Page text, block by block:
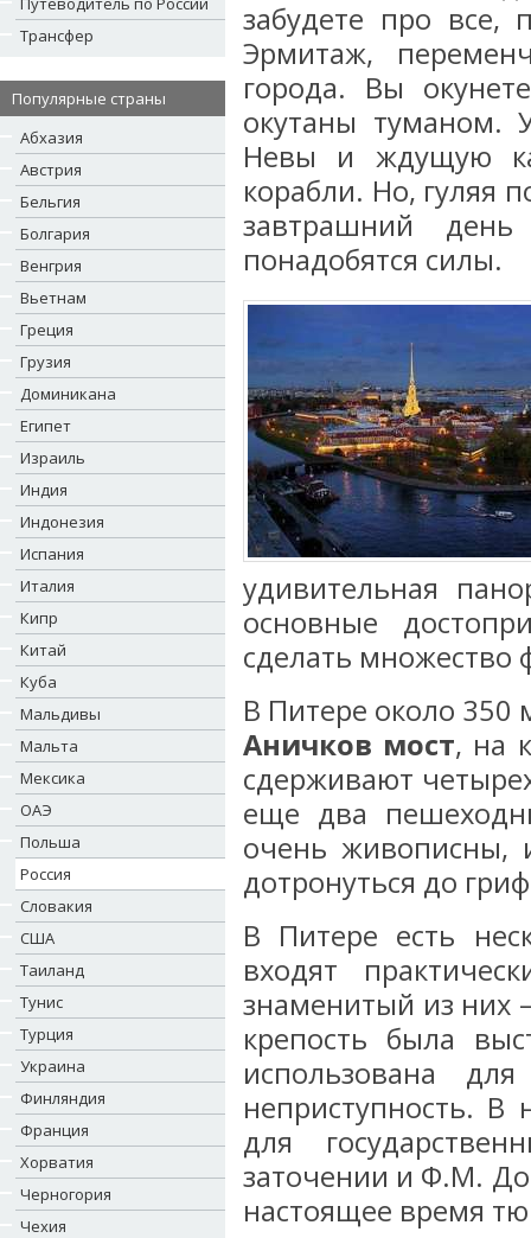
Трансфер
Популярные страны
Абхазия
Австрия
Бельгия
Болгария
Венгрия
Вьетнам
Греция
Грузия
Доминикана
Египет
Израиль
Индия
Индонезия
Испания
Италия
Кипр
Китай
Куба
Мальдивы
Мальта
Мексика
ОАЭ
Польша
Россия
Словакия
США
Таиланд
Тунис
Турция
Украина
Финляндия
Франция
Хорватия
Черногория
Чехия
забудете про
Эрмитаж,
города. Вы
окутаны туманом.
Невы и ждущую
корабли. Но, гуляя
завтрашний
понадобятся силы.
удивительная
основные
сделать множество
В Питере около 350
Аничков мост, на
сдерживают
еще два
очень живописны,
дотронуться до
В Питере есть
входят
знаменитый из них
крепость была
использована
неприступность. В
для
заточении и Ф.М.
настоящее время